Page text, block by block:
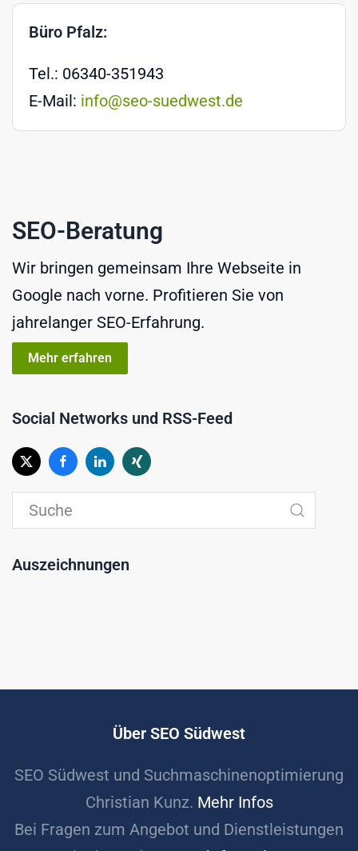
Büro Pfalz:
Tel.: 06340-351943
E-Mail: info@seo-suedwest.de
SEO-Beratung
Wir bringen gemeinsam Ihre Webseite in
Google nach vorne. Profitieren Sie von
jahrelanger SEO-Erfahrung.
Mehr erfahren
Social Networks und RSS-Feed
Auszeichnungen
Über SEO Südwest
SEO Südwest und Suchmaschinenoptimierung
Christian Kunz. Mehr Infos
Bei Fragen zum Angebot und Dienstleistungen